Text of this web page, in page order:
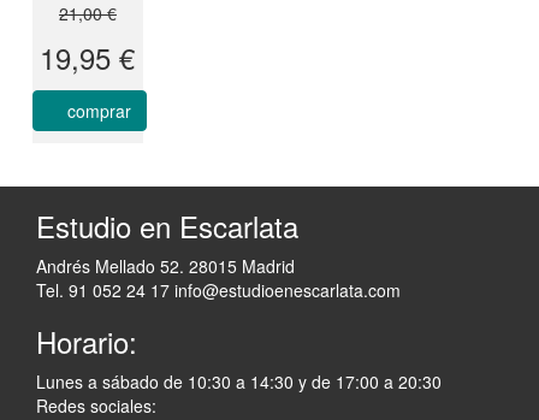
21,00 €
19,95 €
comprar
Estudio en Escarlata
Andrés Mellado 52. 28015 Madrid
Tel. 91 052 24 17 info@estudioenescarlata.com
Horario:
Lunes a sábado de 10:30 a 14:30 y de 17:00 a 20:30
Redes sociales: